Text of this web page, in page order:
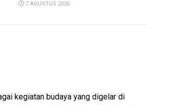
7 AGUSTUS 2026
kegiatan budaya yang digelar di